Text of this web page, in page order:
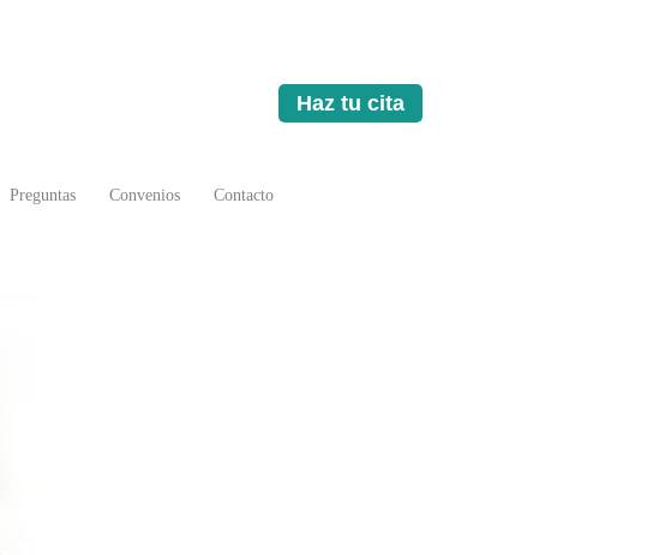
Haz tu cita
Preguntas Convenios Contacto